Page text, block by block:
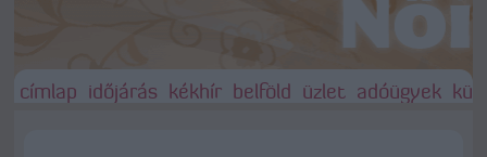
címlap időjárás kékhír belföld üzlet adóügyek